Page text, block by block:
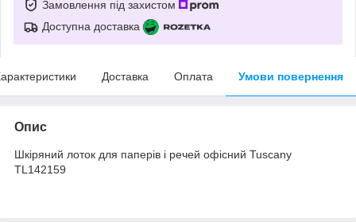
Замовлення під захистом
Доступна доставка
Доставка Оплата Умови повернення
Опис
Шкіряний лоток для паперів і речей офісний Tuscany
TL142159